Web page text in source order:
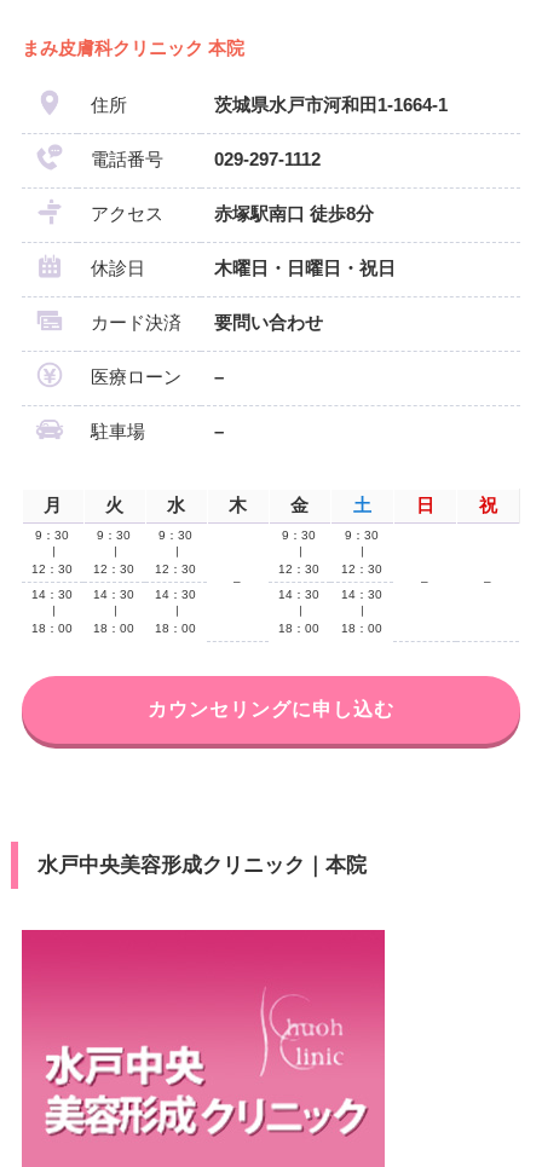
まみ皮膚科クリニック 本院
住所 茨城県水戸市河和田1-1664-1
電話番号 029-297-1112
アクセス 赤塚駅南口 徒歩8分
休診日 木曜日・日曜日・祝日
カード決済 要問い合わせ
医療ローン –
駐車場 –
月 火 水 木 金 土 日 祝
9：30
12：30
9：30
12：30
9：30
12：30
–
9：30
12：30
9：30
12：30
–
–
14：30
18：00
14：30
18：00
14：30
18：00
14：30
18：00
14：30
18：00
カウンセリングに申し込む
水戸中央美容形成クリニック｜本院